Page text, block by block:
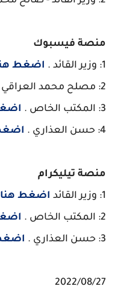
منصة فيسبوك
1: وزير القائد .
اضغط
2: مصلح محمد العراقي
3: المكتب الخاص .
4: حسن العذاري .
منصة تيليكرام
1: وزير القائد
اضغط هنا
2: المكتب الخاص .
3: حسن العذاري .
2022/08/27